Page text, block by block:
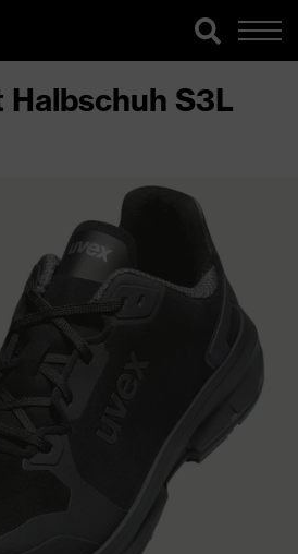
Halbschuh S3L